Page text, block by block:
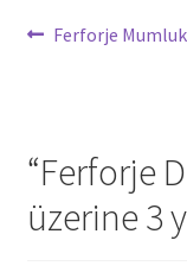
Yazı
Önceki
Ferforje Mumluk
“Ferforje
üzerine 3